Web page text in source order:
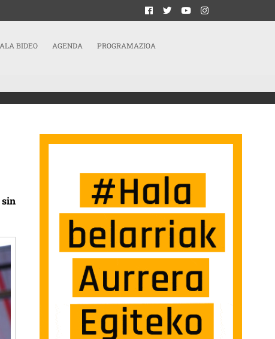
BIDEO AGENDA PROGRAMAZIOA
ROCÓDROMOS MUNICIPALES